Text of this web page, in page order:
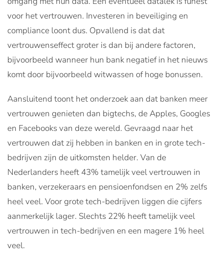
voor het vertrouwen. Investeren in beveiliging en
compliance loont dus. Opvallend is dat dat
vertrouwenseffect groter is dan bij andere factoren,
bijvoorbeeld wanneer hun bank negatief in het nieuws
komt door bijvoorbeeld witwassen of hoge bonussen.
Aansluitend toont het onderzoek aan dat banken meer
vertrouwen genieten dan bigtechs, de Apples, Googles
en Facebooks van deze wereld. Gevraagd naar het
vertrouwen dat zij hebben in banken en in grote tech-
bedrijven zijn de uitkomsten helder. Van de
Nederlanders heeft 43% tamelijk veel vertrouwen in
banken, verzekeraars en pensioenfondsen en 2% zelfs
heel veel. Voor grote tech-bedrijven liggen die cijfers
aanmerkelijk lager. Slechts 22% heeft tamelijk veel
vertrouwen in tech-bedrijven en een magere 1% heel
veel.